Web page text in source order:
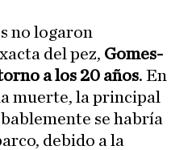
no logaron
del pez, Gomes-
a los 20 años. En
muerte, la principal
se habría
debido a la